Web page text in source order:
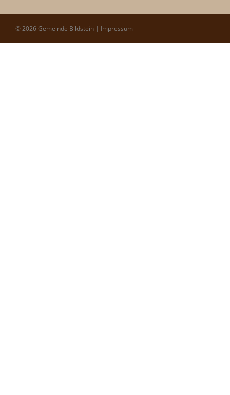
© 2026 Gemeinde Bildstein | Impressum